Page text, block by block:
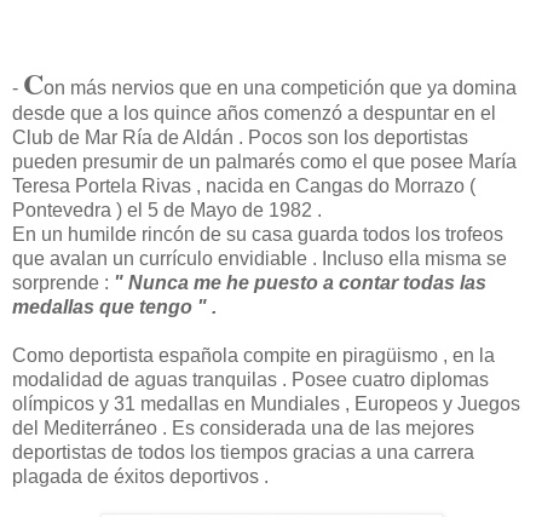
- Con más nervios que en una competición que ya domina
desde que a los quince años comenzó a despuntar en el
Club de Mar Ría de Aldán . Pocos son los deportistas
pueden presumir de un palmarés como el que posee María
Teresa Portela Rivas , nacida en Cangas do Morrazo (
Pontevedra ) el 5 de Mayo de 1982 .
En un humilde rincón de su casa guarda todos los trofeos
que avalan un currículo envidiable . Incluso ella misma se
sorprende : " Nunca me he puesto a contar todas las
medallas que tengo " .
Como deportista española compite en piragüismo , en la
modalidad de aguas tranquilas . Posee cuatro diplomas
olímpicos y 31 medallas en Mundiales , Europeos y Juegos
del Mediterráneo . Es considerada una de las mejores
deportistas de todos los tiempos gracias a una carrera
plagada de éxitos deportivos .